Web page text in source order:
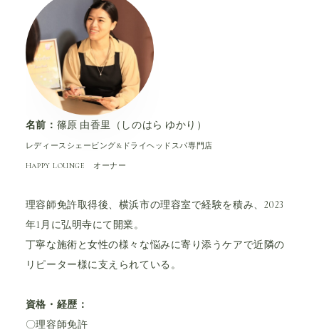
名前： 篠原 由香里（しのはら ゆかり）
レディースシェービング&ドライヘッドスパ専門店
HAPPY LOUNGE オーナー
理容師免許取得後、横浜市の理容室で経験を積み、2023
年1月に弘明寺にて開業。
丁寧な施術と女性の様々な悩みに寄り添うケアで近隣の
リピーター様に支えられている。
資格・経歴：
〇理容師免許